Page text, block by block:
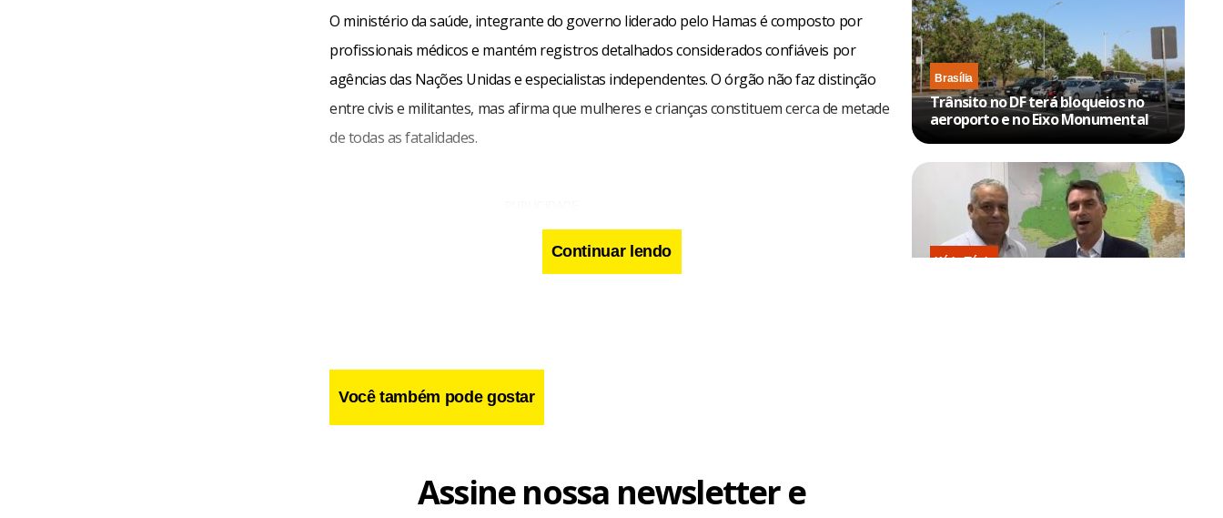
O ministério da saúde, integrante do governo liderado pelo Hamas é composto por
profissionais médicos e mantém registros detalhados considerados confiáveis por
agências das Nações Unidas e especialistas independentes. O órgão não faz distinção
entre civis e militantes, mas afirma que mulheres e crianças constituem cerca de metade
de todas as fatalidades.
Continuar lendo
Você também pode gostar
Brasília
Trânsito no DF terá bloqueios no
aeroporto e no Eixo Monumental
Kátia Flávia
Assine nossa newsletter e